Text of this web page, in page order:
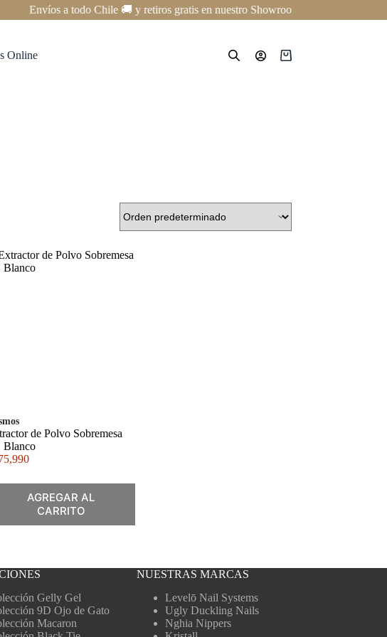
Envíos a todo Chile 🚚 y retiros gratis en nuestro Showroom en Providencia ✨
Online
Carro
de Polvo Sobremesa
Blanco
AGREGAR AL
CARRITO
Gelly Gel
9D Ojo de Gato
Macaron
NUESTRAS MARCAS
Levelō Nail Systems
Ugly Duckling Nails
Nghia Nippers